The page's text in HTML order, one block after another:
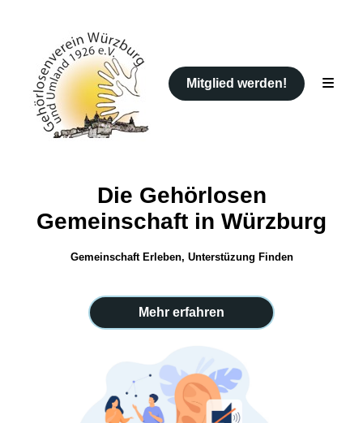
Mitglied werden!
Die Gehörlosen
Gemeinschaft in Würzburg
Gemeinschaft Erleben, Unterstüzung Finden
Mehr erfahren